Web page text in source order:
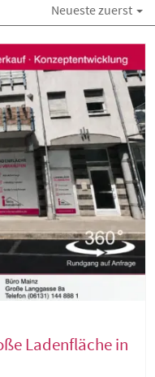
Neueste zuerst
Ladenfläche in
der Mainzer-